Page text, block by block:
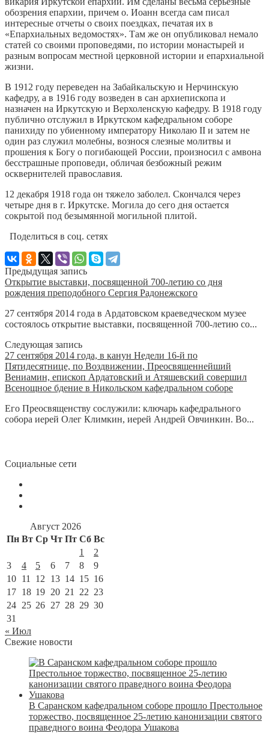
обозрения епархии, причем о. Иоанн всегда сам писал
интересные отчеты о своих поездках, печатая их в
«Епархиальных ведомостях». Там же он опубликовал немало
статей со своими проповедями, по истории монастырей и
разным вопросам местной церковной истории и епархиальной
жизни.
В 1912 году переведен на Забайкальскую и Нерчинскую
кафедру, а в 1916 году возведен в сан архиепископа и
назначен на Иркутскую и Верхоленскую кафедру. В 1918 году
публично отслужил в Иркутском кафедральном соборе
панихиду по убиенному императору Николаю II и затем не
один раз служил молебны, вознося слезные молитвы и
прошения к Богу о погибающей России, произносил с амвона
бесстрашные проповеди, обличая безбожный режим
осквернителей православия.
12 декабря 1918 года он тяжело заболел. Скончался через
четыре дня в г. Иркутске. Могила до сего дня остается
сокрытой под безымянной могильной плитой.
Поделиться в соц. сетях
Предыдущая запись
Открытие выставки, посвященной 700-летию со дня
рождения преподобного Сергия Радонежского
27 сентября 2014 года в Ардатовском краеведческом музее
состоялось открытие выставки, посвященной 700-летию со...
Следующая запись
27 сентября 2014 года, в канун Недели 16-й по
Пятидесятнице, по Воздвижении, Преосвященнейший
Вениамин, епископ Ардатовский и Атяшевский совершил
Всенощное бдение в Никольском кафедральном соборе
Его Преосвященству сослужили: ключарь кафедрального
собора иерей Олег Климкин, иерей Андрей Овчинкин. Во...
Социальные сети
Август 2026
Пн Вт Ср Чт Пт Сб Вс
1
2
3
4 5 6 7 8
9
10 11 12 13 14 15 16
17 18 19 20 21 22 23
24 25 26 27 28 29 30
31
« Июл
Свежие новости
В Саранском кафедральном соборе прошло Престольное
торжество, посвященное 25-летию канонизации святого
праведного воина Феодора Ушакова